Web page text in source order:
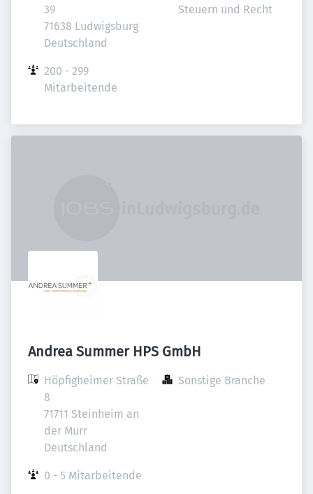
39
71638 Ludwigsburg
Deutschland
Steuern und Recht
200 - 299
Mitarbeitende
Andrea Summer HPS GmbH
Höpfigheimer Straße
8
71711 Steinheim an
der Murr
Deutschland
Sonstige Branche
0 - 5 Mitarbeitende